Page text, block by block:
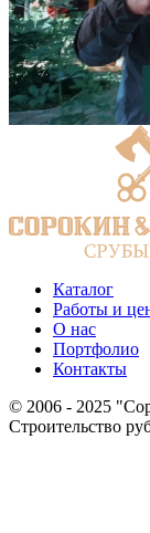
Каталог
Работы и
О нас
Портфолио
Контакты
© 2006 - 2025
Строительство